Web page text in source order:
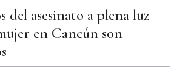
del asesinato a plena luz
en Cancún son